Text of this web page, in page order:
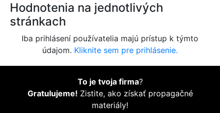
Hodnotenia na jednotlivých
stránkach
Iba prihlásení používatelia majú prístup k týmto
údajom. Kliknite sem pre prihlásenie.
To je tvoja firma?
Gratulujeme! Zistite, ako získať propagačné
materiály!